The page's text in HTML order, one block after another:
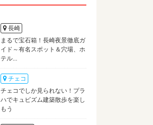
長崎
まるで宝石箱！長崎夜景徹底ガ
イド～有名スポット＆穴場、ホ
テル...
チェコ
チェコでしか見られない！プラ
ハでキュビズム建築散歩を楽し
もう